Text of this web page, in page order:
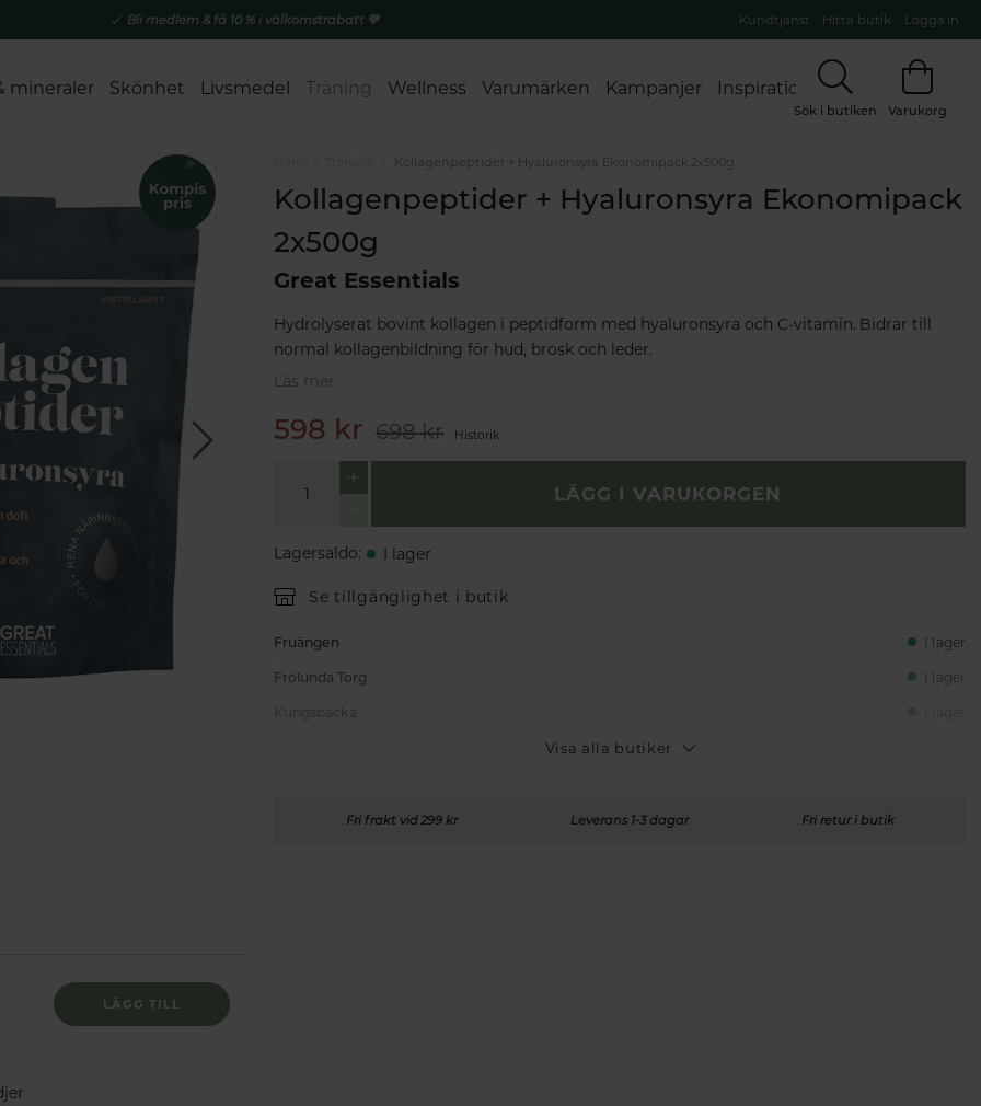
Bli medlem & få 10 % i välkomstrabatt 💚 Kundtjänst Hitta butik Logga in
mineraler Skönhet Livsmedel Träning Wellness Varumärken Kampanjer Inspiration
Sök i butiken Varukorg
Kollagenpeptider + Hyaluronsyra Ekonomipack 2x500g
Kollagenpeptider + Hyaluronsyra Ekonomipack
2x500g
Great Essentials
Hydrolyserat bovint kollagen i peptidform med hyaluronsyra och C-vitamin. Bidrar till
normal kollagenbildning för hud, brosk och leder.
Läs mer
598 kr 698 kr Historik
LÄGG I VARUKORGEN
Lagersaldo: I lager
Se tillgänglighet i butik
Fruängen I lager
Frölunda Torg I lager
Visa alla butiker
Fri frakt vid 299 kr Leverans 1-3 dagar Fri retur i butik
LÄGG TILL